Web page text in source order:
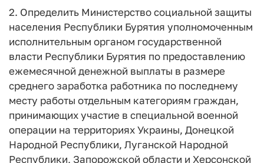
2. Определить Министерство социальной защиты
населения Республики Бурятия уполномоченным
исполнительным органом государственной
власти Республики Бурятия по предоставлению
ежемесячной денежной выплаты в размере
среднего заработка работника по последнему
месту работы отдельным категориям граждан,
принимающих участие в специальной военной
операции на территориях Украины, Донецкой
Народной Республики, Луганской Народной
Республики, Запорожской области и Херсонской